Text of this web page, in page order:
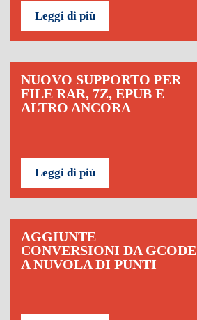
Leggi di più
NUOVO SUPPORTO PER
FILE RAR, 7Z, EPUB E
ALTRO ANCORA
Leggi di più
AGGIUNTE
CONVERSIONI DA GCODE
A NUVOLA DI PUNTI